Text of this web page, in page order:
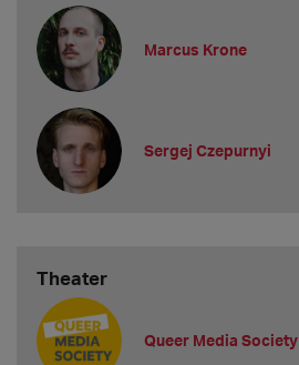
Marcus Krone
Sergej Czepurnyi
Theater
Queer Media Society